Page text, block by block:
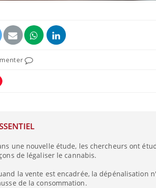
une nouvelle étude, les chercheurs ont
de légaliser le cannabis.
la vente est encadrée, la dépénalisation
de la consommation.